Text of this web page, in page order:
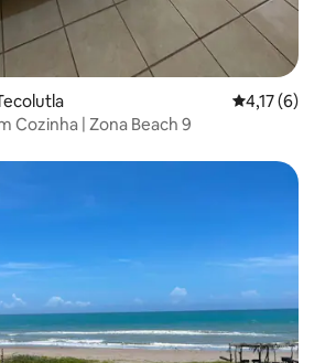
4,17 (6)
Cozinha | Zona Beach 9